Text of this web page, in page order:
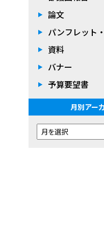
論文
パンフレット
資料
バナー
予算要望書
月別アー